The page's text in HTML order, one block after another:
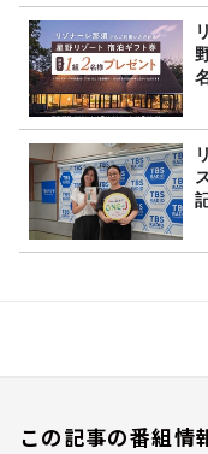
この記事の番組情